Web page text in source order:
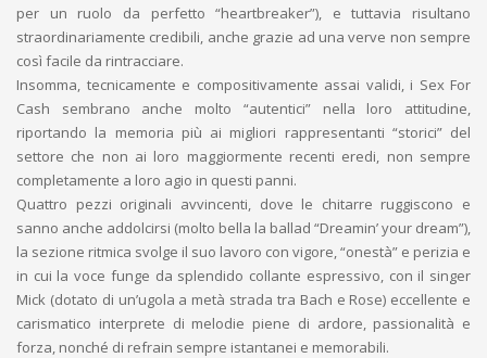
per un ruolo da perfetto “heartbreaker”), e tuttavia risultano
straordinariamente credibili, anche grazie ad una verve non sempre
così facile da rintracciare.
Insomma, tecnicamente e compositivamente assai validi, i Sex For
Cash sembrano anche molto “autentici” nella loro attitudine,
riportando la memoria più ai migliori rappresentanti “storici” del
settore che non ai loro maggiormente recenti eredi, non sempre
completamente a loro agio in questi panni.
Quattro pezzi originali avvincenti, dove le chitarre ruggiscono e
sanno anche addolcirsi (molto bella la ballad “Dreamin’ your dream”),
la sezione ritmica svolge il suo lavoro con vigore, “onestà” e perizia e
in cui la voce funge da splendido collante espressivo, con il singer
Mick (dotato di un’ugola a metà strada tra Bach e Rose) eccellente e
carismatico interprete di melodie piene di ardore, passionalità e
forza, nonché di refrain sempre istantanei e memorabili.